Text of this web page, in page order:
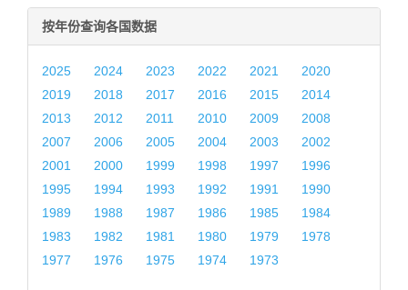
按年份查询各国数据
2025 2024 2023 2022 2021
2020
2019
2018 2017 2016 2015
2014
2013
2012 2011 2010 2009
2008
2007
2006 2005 2004 2003
2002
2001
2000 1999 1998 1997
1996
1995
1994 1993 1992 1991
1990
1989
1988 1987 1986 1985
1984
1983
1982 1981 1980 1979
1978
1977
1976 1975 1974 1973